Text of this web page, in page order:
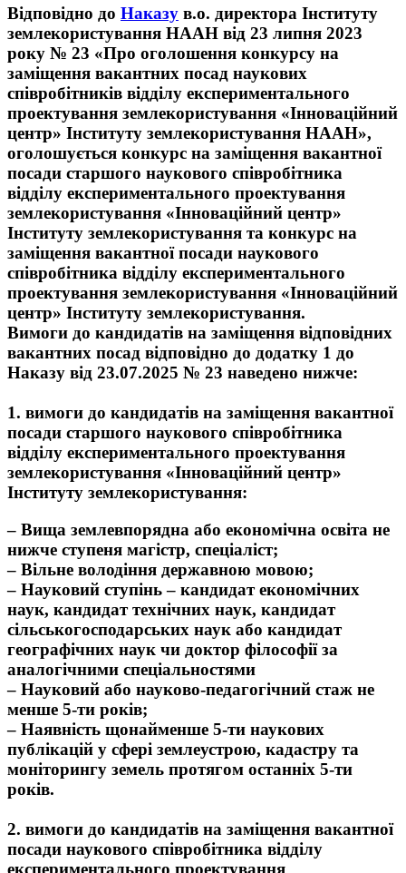
Відповідно до Наказу в.о. директора Інституту
землекористування НААН від 23 липня 2023
року № 23 «Про оголошення конкурсу на
заміщення вакантних посад наукових
співробітників відділу експериментального
проектування землекористування «Інноваційний
центр» Інституту землекористування НААН»,
оголошується конкурс на заміщення вакантної
посади старшого наукового співробітника
відділу експериментального проектування
землекористування «Інноваційний центр»
Інституту землекористування та конкурс на
заміщення вакантної посади наукового
співробітника відділу експериментального
проектування землекористування «Інноваційний
центр» Інституту землекористування.
Вимоги до кандидатів на заміщення відповідних
вакантних посад відповідно до додатку 1 до
Наказу від 23.07.2025 № 23 наведено нижче:
1. вимоги до кандидатів на заміщення вакантної
посади старшого наукового співробітника
відділу експериментального проектування
землекористування «Інноваційний центр»
Інституту землекористування:
– Вища землевпорядна або економічна освіта не
нижче ступеня магістр, спеціаліст;
– Вільне володіння державною мовою;
– Науковий ступінь – кандидат економічних
наук, кандидат технічних наук, кандидат
сільськогосподарських наук або кандидат
географічних наук чи доктор філософії за
аналогічними спеціальностями
– Науковий або науково-педагогічний стаж не
менше 5-ти років;
– Наявність щонайменше 5-ти наукових
публікацій у сфері землеустрою, кадастру та
моніторингу земель протягом останніх 5-ти
років.
2. вимоги до кандидатів на заміщення вакантної
посади наукового співробітника відділу
експериментального проектування